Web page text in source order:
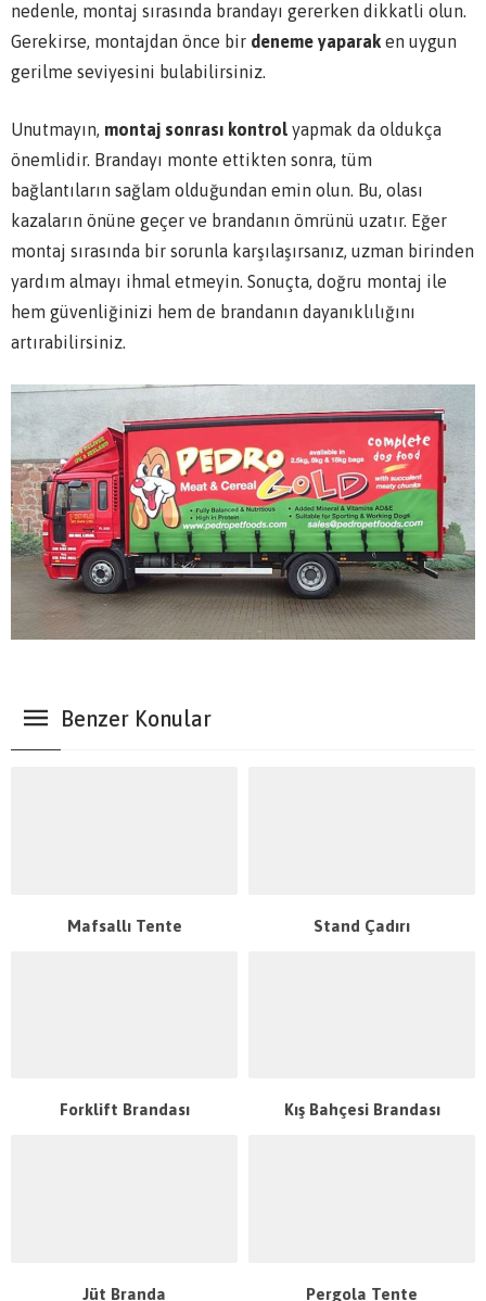
nedenle, montaj sırasında brandayı gererken dikkatli olun.
Gerekirse, montajdan önce bir deneme yaparak en uygun
gerilme seviyesini bulabilirsiniz.
Unutmayın, montaj sonrası kontrol yapmak da oldukça
önemlidir. Brandayı monte ettikten sonra, tüm
bağlantıların sağlam olduğundan emin olun. Bu, olası
kazaların önüne geçer ve brandanın ömrünü uzatır. Eğer
montaj sırasında bir sorunla karşılaşırsanız, uzman birinden
yardım almayı ihmal etmeyin. Sonuçta, doğru montaj ile
hem güvenliğinizi hem de brandanın dayanıklılığını
artırabilirsiniz.
Benzer Konular
Mafsallı Tente Stand Çadırı
Forklift Brandası Kış Bahçesi Brandası
Jüt Branda Pergola Tente